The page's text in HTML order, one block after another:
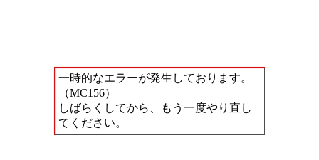
一時的なエラーが発生しております。
（MC156）
しばらくしてから、もう一度やり直し
てください。